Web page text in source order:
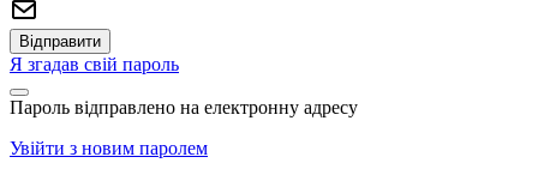
Я згадав свій пароль
Пароль відправлено на електронну адресу
Увійти з новим паролем